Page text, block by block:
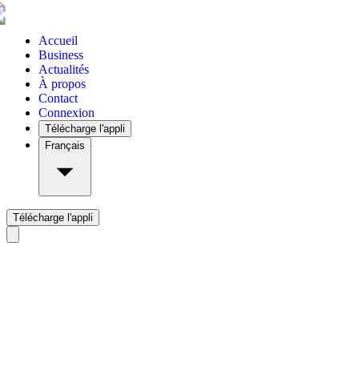
Accueil
Business
Actualités
À propos
Contact
Connexion
Télécharge l'appli
Français
Télécharge l'appli